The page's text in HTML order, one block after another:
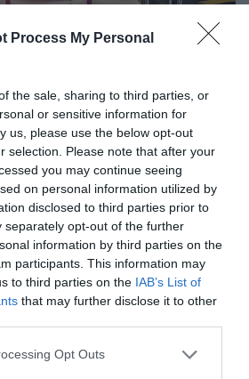
Process My Personal
the sale, sharing to third parties, or
or sensitive information for
us, please use the below opt-out
selection. Please note that after your
you may continue seeing
on personal information utilized by
disclosed to third parties prior to
separately opt-out of the further
information by third parties on the
participants. This information may
to third parties on the IAB’s List of
that may further disclose it to other
app uses one or more Google
Opt Outs
magyar élelmiszerexportnak
dominálnak a magyar
a mezőgazdasági kivitelünk 95
tart, pedig más piacokban is nagy